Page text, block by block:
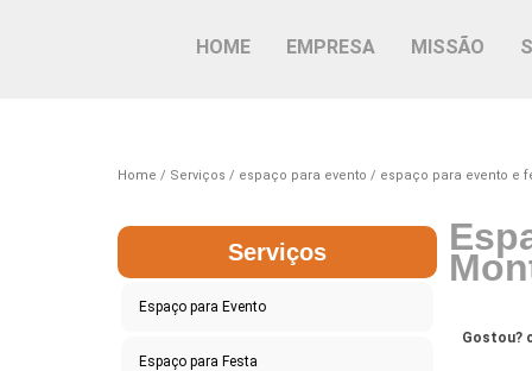
HOME EMPRESA MISSÃO
Home Serviços espaço para evento espaço para evento e
Serviços
Espaço para Evento
Espaço para Festa
Gostou?